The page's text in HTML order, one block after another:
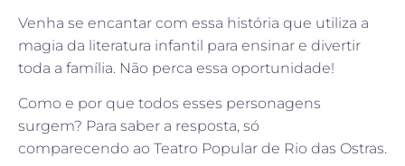
Venha se encantar com essa história que utiliza a
magia da literatura infantil para ensinar e divertir
toda a família. Não perca essa oportunidade!
Como e por que todos esses personagens
surgem? Para saber a resposta, só
comparecendo ao Teatro Popular de Rio das Ostras.